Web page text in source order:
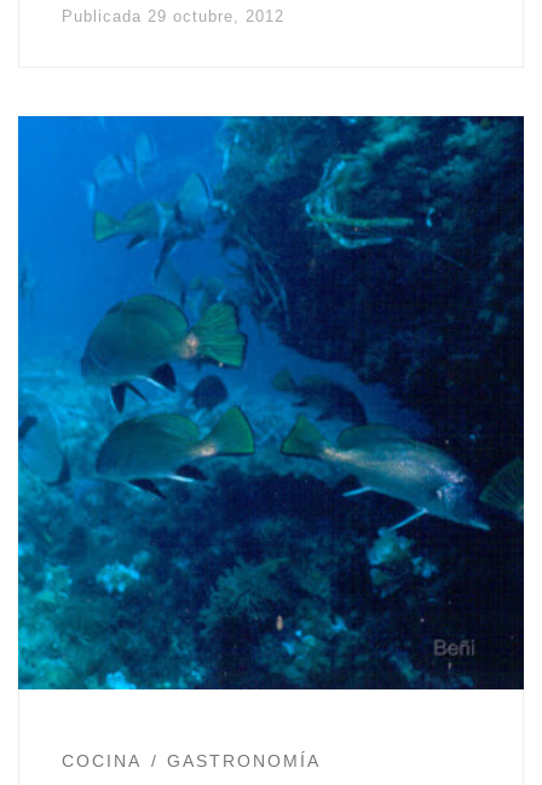
Publicada 29 octubre, 2012
COCINA GASTRONOMÍA